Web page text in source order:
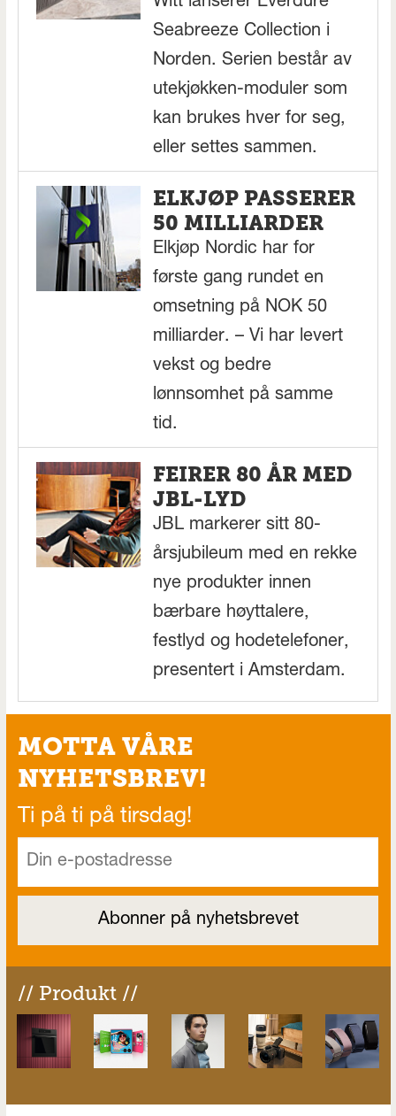
Seabreeze Collection i
Norden. Serien består av
utekjøkken-moduler som
kan brukes hver for seg,
eller settes sammen.
ELKJØP PASSERER
50 MILLIARDER
Elkjøp Nordic har for
første gang rundet en
omsetning på NOK 50
milliarder. – Vi har levert
vekst og bedre
lønnsomhet på samme
tid.
FEIRER 80 ÅR MED
JBL-LYD
JBL markerer sitt 80-
årsjubileum med en rekke
nye produkter innen
bærbare høyttalere,
festlyd og hodetelefoner,
presentert i Amsterdam.
MOTTA VÅRE
NYHETSBREV!
Ti på ti på tirsdag!
// Produkt //